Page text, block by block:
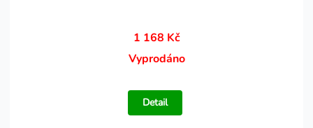
1 168 Kč
Vyprodáno
Detail